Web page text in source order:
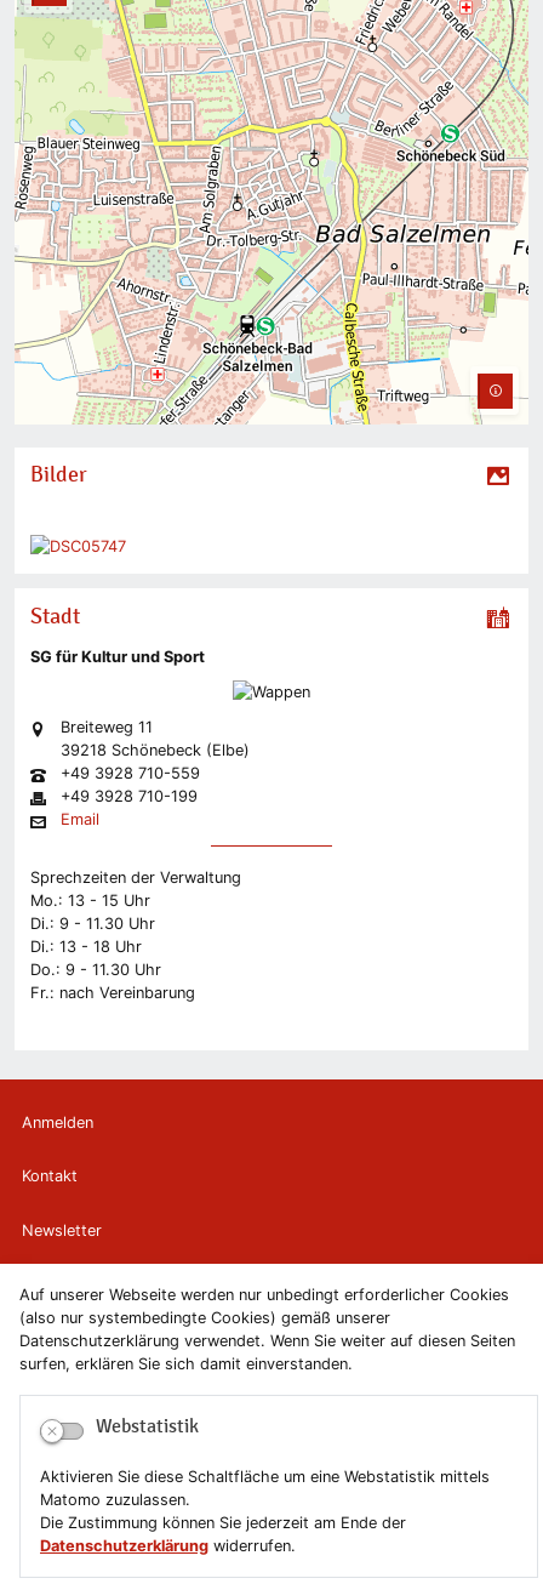
Auf unserer Webseite werden nur unbedingt erforderlicher Cookies
(also nur systembedingte Cookies) gemäß unserer
Datenschutzerklärung verwendet. Wenn Sie weiter auf diesen Seiten
surfen, erklären Sie sich damit einverstanden.
Webstatistik
Aktivieren Sie diese Schaltfläche um eine Webstatistik mittels
Matomo zuzulassen.
Die Zustimmung können Sie jederzeit am Ende der
Datenschutzerklärung widerrufen.
Bilder
Stadt
SG für Kultur und Sport
Breiteweg 11
39218 Schönebeck (Elbe)
+49 3928 710-559
+49 3928 710-199
Email
Sprechzeiten der Verwaltung
Mo.: 13 - 15 Uhr
Di.: 9 - 11.30 Uhr
Di.: 13 - 18 Uhr
Do.: 9 - 11.30 Uhr
Fr.: nach Vereinbarung
Anmelden
Kontakt
Newsletter
Newsletterabmeldung
Impressum
Datenschutzerklärung
Erklärung zur Barrierefreiheit
Leichte Sprache
Sitemap